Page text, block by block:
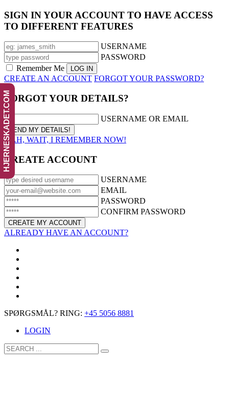
SIGN IN YOUR ACCOUNT TO HAVE ACCESS
TO DIFFERENT FEATURES
USERNAME
PASSWORD
Remember Me
CREATE AN ACCOUNT FORGOT YOUR PASSWORD?
FORGOT YOUR DETAILS?
USERNAME OR EMAIL
AAH, WAIT, I REMEMBER NOW!
CREATE ACCOUNT
USERNAME
EMAIL
PASSWORD
CONFIRM PASSWORD
ALREADY HAVE AN ACCOUNT?
SPØRGSMÅL? RING: +45 5056 8881
LOGIN
HJERNESKADET.COM